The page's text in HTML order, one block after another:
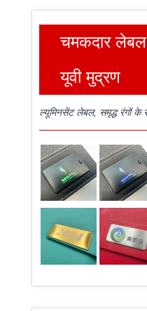
चमकदार
यूवी मुद्रण
ल्यूमिनसेंट लेबल, समृद्ध रंगों के